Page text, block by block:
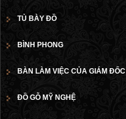
TỦ BÀY ĐỒ
BÌNH PHONG
BÀN LÀM VIỆC CỦA GIÁM ĐỐC
ĐỒ GỖ MỸ NGHỆ